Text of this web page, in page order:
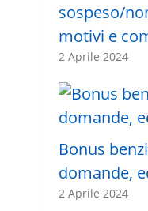
sospeso/
motivi e
2 Aprile 2024
Bonus
domande,
2 Aprile 2024